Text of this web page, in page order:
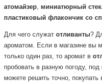
атомайзер
миниатюрный
пластиковый флакончик со
Для чего служат отливанты?
ароматом. Если в магазине вы
только один раз, то аромат в
пробовать в разную погоду,
можете решить точно,